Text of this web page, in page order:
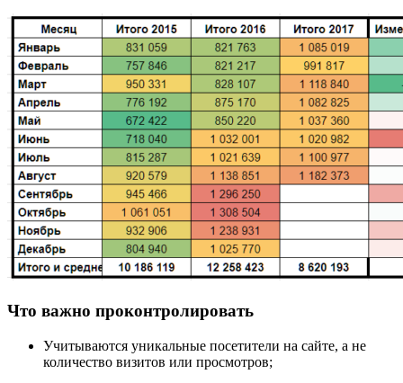
Что важно проконтролировать
Учитываются уникальные посетители на сайте, а не
количество визитов или просмотров;